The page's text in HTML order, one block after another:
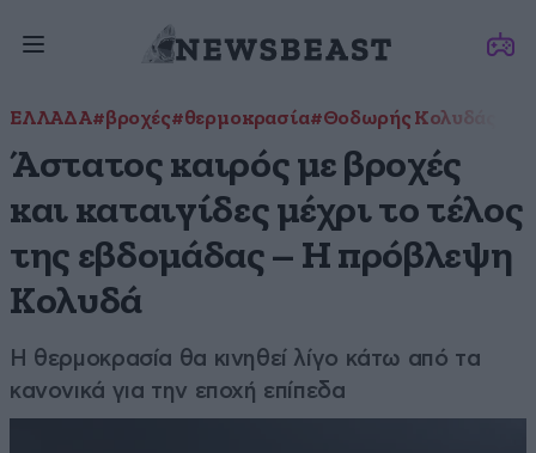
ΕΛΛΑΔΑ#βροχές#θερμοκρασία#Θοδωρής Κολυδάς
Άστατος καιρός με βροχές
και καταιγίδες μέχρι το τέλος
της εβδομάδας – Η πρόβλεψη
Κολυδά
Η θερμοκρασία θα κινηθεί λίγο κάτω από τα
κανονικά για την εποχή επίπεδα